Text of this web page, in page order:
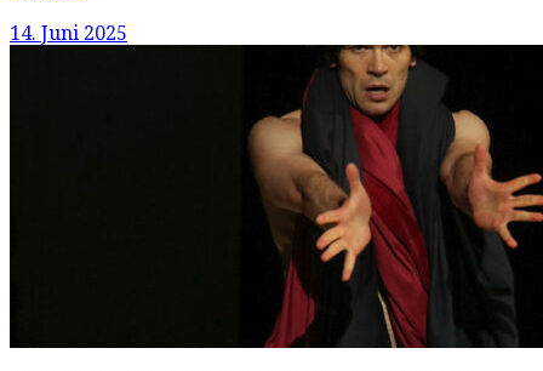
14. Juni 2025